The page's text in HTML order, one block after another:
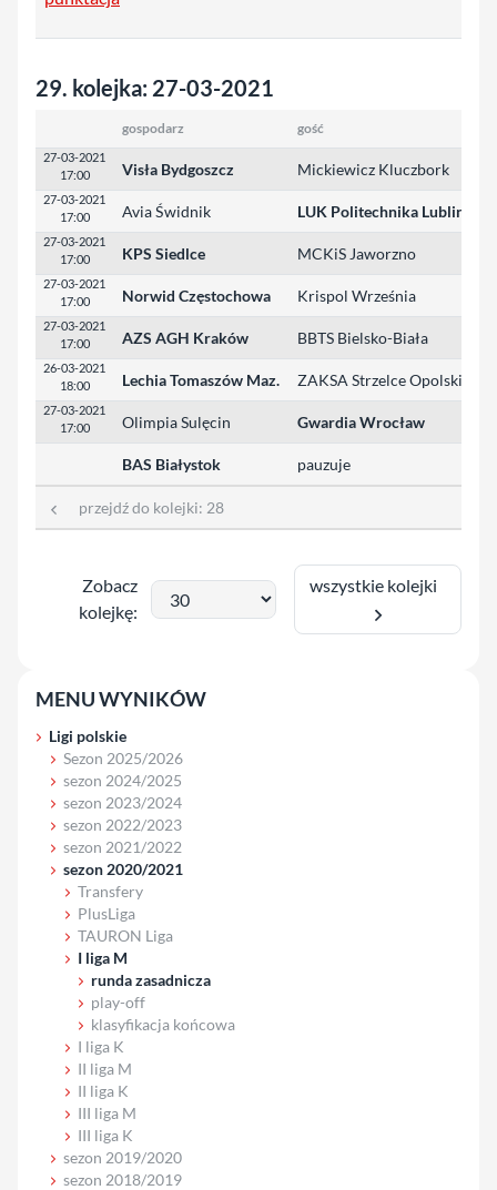
29. kolejka: 27-03-2021
gospodarz gość
27-03-2021
17:00
Visła Bydgoszcz Mickiewicz Kluczbork
27-03-2021
17:00
Avia Świdnik LUK Politechnika Lublin
27-03-2021
17:00
KPS Siedlce MCKiS Jaworzno
27-03-2021
17:00
Norwid Częstochowa Krispol Września
27-03-2021
17:00
AZS AGH Kraków BBTS Bielsko-Biała
26-03-2021
18:00
Lechia Tomaszów Maz. ZAKSA Strzelce Opolskie
27-03-2021
17:00
Olimpia Sulęcin Gwardia Wrocław
BAS Białystok pauzuje
przejdź do kolejki: 28
Zobacz
kolejkę:
wszystkie kolejki
MENU WYNIKÓW
Ligi polskie
Sezon 2025/2026
sezon 2024/2025
sezon 2023/2024
sezon 2022/2023
sezon 2021/2022
sezon 2020/2021
Transfery
PlusLiga
TAURON Liga
I liga M
runda zasadnicza
play-off
klasyfikacja końcowa
I liga K
II liga M
II liga K
III liga M
III liga K
sezon 2019/2020
sezon 2018/2019